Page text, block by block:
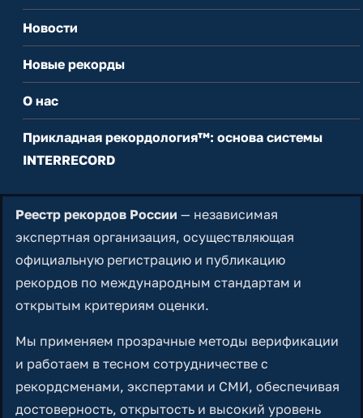
Новости
Новые рекорды
О нас
Прикладная рекордология™: основа системы
INTERRECORD
Реестр рекордов России — независимая
экспертная организация, осуществляющая
официальную регистрацию и публикацию
рекордов по международным стандартам и
открытым критериям оценки.
Мы применяем прозрачные методы верификации
и работаем в тесном сотрудничестве с
рекордсменами, экспертами и СМИ, обеспечивая
достоверность, открытость и высокий уровень